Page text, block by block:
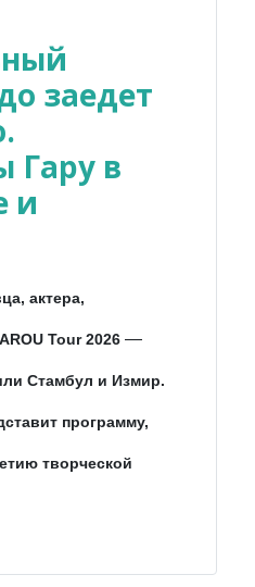
заедет
Гару в
и
актера,
Tour 2026 —
Стамбул и Измир.
программу,
творческой